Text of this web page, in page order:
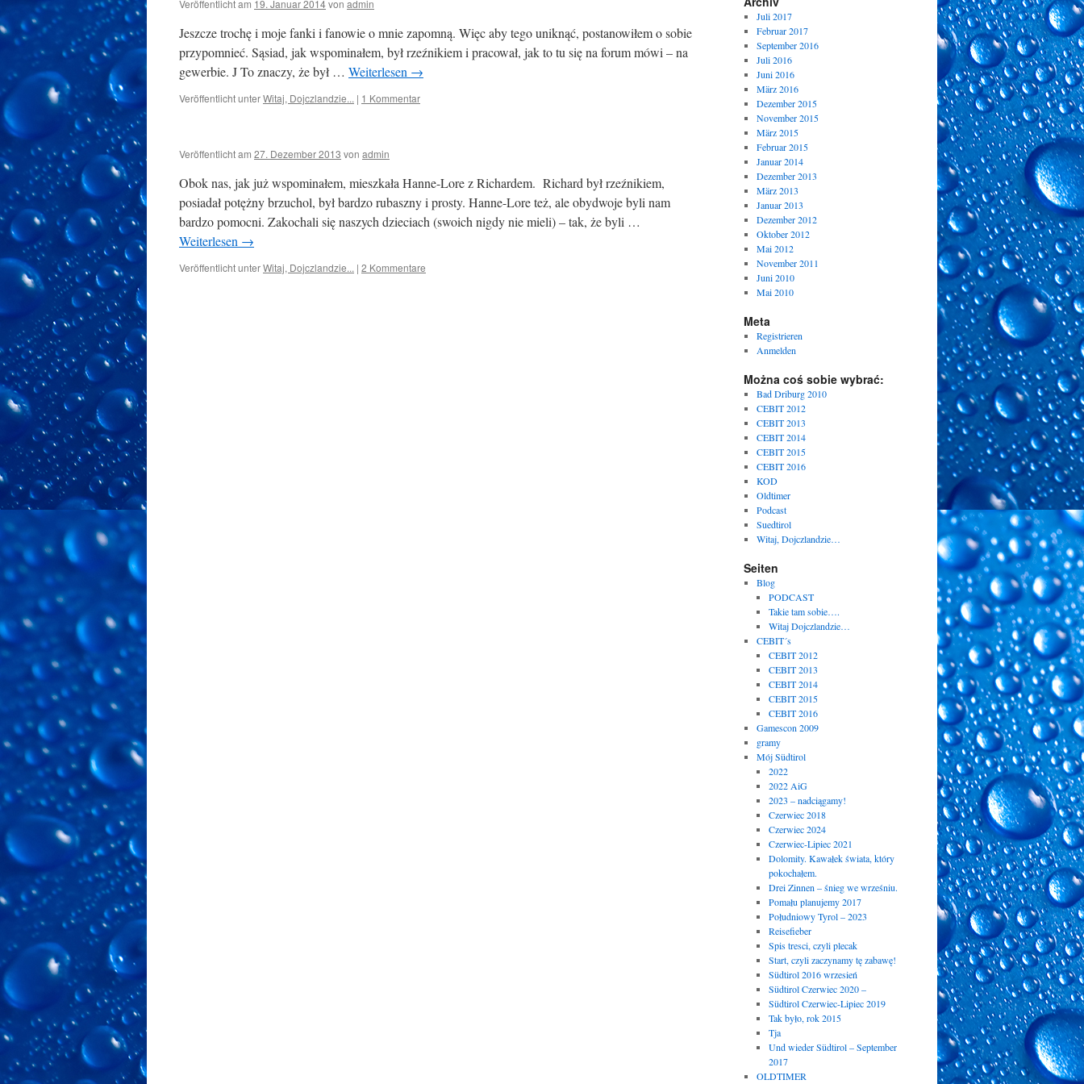
Veröffentlicht am 19. Januar 2014von admin
Jeszcze trochę i moje fanki i fanowie o mnie zapomną. Więc aby tego uniknąć, postanowiłem o sobie
przypomnieć. Sąsiad, jak wspominałem, był rzeźnikiem i pracował, jak to tu się na forum mówi – na
gewerbie. J To znaczy, że był … Weiterlesen →
Veröffentlicht unterWitaj, Dojczlandzie... | 1 Kommentar
Veröffentlicht am 27. Dezember 2013 von admin
Obok nas, jak już wspominałem, mieszkała Hanne-Lore z Richardem. Richard był rzeźnikiem,
posiadał potężny brzuchol, był bardzo rubaszny i prosty. Hanne-Lore też, ale obydwoje byli nam
bardzo pomocni. Zakochali się naszych dzieciach (swoich nigdy nie mieli) – tak, że byli …
Weiterlesen →
Veröffentlicht unterWitaj, Dojczlandzie... | 2 Kommentare
Juli 2017
Februar 2017
September 2016
Juli 2016
Juni 2016
März 2016
Dezember 2015
November 2015
März 2015
Februar 2015
Januar 2014
Dezember 2013
März 2013
Januar 2013
Dezember 2012
Oktober 2012
Mai 2012
November 2011
Juni 2010
Mai 2010
Meta
Registrieren
Anmelden
Można coś sobie wybrać:
Bad Driburg 2010
CEBIT 2012
CEBIT 2013
CEBIT 2014
CEBIT 2015
CEBIT 2016
KOD
Oldtimer
Podcast
Suedtirol
Witaj, Dojczlandzie…
Seiten
Blog
PODCAST
Takie tam sobie….
Witaj Dojczlandzie…
CEBIT´s
CEBIT 2012
CEBIT 2013
CEBIT 2014
CEBIT 2015
CEBIT 2016
Gamescon 2009
gramy
Mój Südtirol
2022
2022 AiG
2023 – nadciągamy!
Czerwiec 2018
Czerwiec 2024
Czerwiec-Lipiec 2021
Dolomity. Kawałek świata, który
pokochałem.
Drei Zinnen – śnieg we wrześniu.
Pomału planujemy 2017
Południowy Tyrol – 2023
Reisefieber
Spis tresci, czyli plecak
Start, czyli zaczynamy tę zabawę!
Südtirol 2016 wrzesień
Südtirol Czerwiec 2020 –
Südtirol Czerwiec-Lipiec 2019
Tak było, rok 2015
Tja
Und wieder Südtirol – September
2017
OLDTIMER